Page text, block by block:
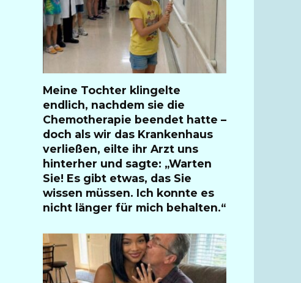
Meine Tochter klingelte
endlich, nachdem sie die
Chemotherapie beendet hatte –
doch als wir das Krankenhaus
verließen, eilte ihr Arzt uns
hinterher und sagte: „Warten
Sie! Es gibt etwas, das Sie
wissen müssen. Ich konnte es
nicht länger für mich behalten.“